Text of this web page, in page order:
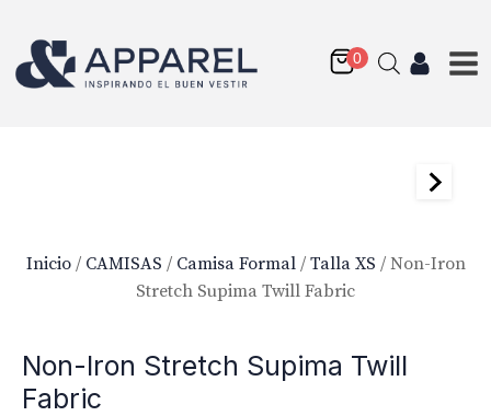
Inicio/ CAMISAS / Camisa Formal/ Talla XS / Non-Iron
Stretch Supima Twill Fabric
Non-Iron Stretch Supima Twill
Fabric